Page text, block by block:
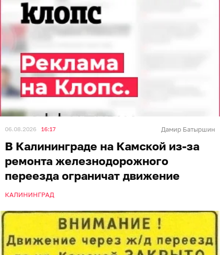
06.08.2026 16:17 Дамир Батыршин
В Калининграде на Камской из-за
ремонта железнодорожного
переезда ограничат движение
КАЛИНИНГРАД